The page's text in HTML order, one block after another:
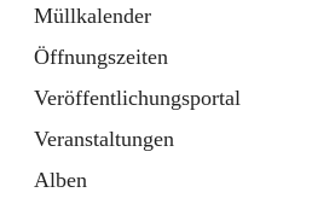
Müllkalender
Öffnungszeiten
Veröffentlichungsportal
Veranstaltungen
Alben